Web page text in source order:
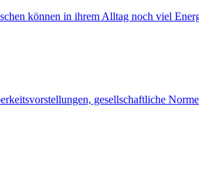
können in ihrem Alltag noch viel
gesellschaftliche